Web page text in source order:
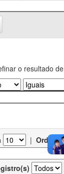
o resultado
|